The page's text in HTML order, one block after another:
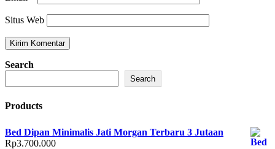
Situs Web
Search
Search
Products
Bed Dipan Minimalis Jati Morgan Terbaru 3 Jutaan
Rp3.700.000